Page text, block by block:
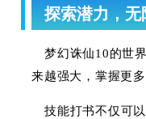
探索潜力，无
梦幻诛仙10的世
来越强大，掌握更
技能打书不仅可